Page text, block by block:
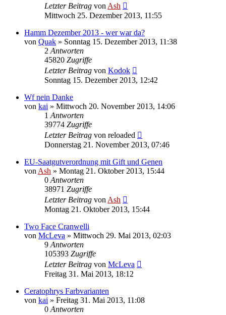
Letzter Beitrag von Ash
Mittwoch 25. Dezember 2013, 11:55
Hamm Dezember 2013 - wer war da?
von Quak » Sonntag 15. Dezember 2013, 11:38
2 Antworten
45820 Zugriffe
Letzter Beitrag von Kodok
Sonntag 15. Dezember 2013, 12:42
Wf nein Danke
von kai » Mittwoch 20. November 2013, 14:06
1 Antworten
39774 Zugriffe
Letzter Beitrag von reloaded
Donnerstag 21. November 2013, 07:46
EU-Saatgutverordnung mit Gift und Genen
von Ash » Montag 21. Oktober 2013, 15:44
0 Antworten
38971 Zugriffe
Letzter Beitrag von Ash
Montag 21. Oktober 2013, 15:44
Two Face Cranwelli
von McLeva » Mittwoch 29. Mai 2013, 02:03
9 Antworten
105393 Zugriffe
Letzter Beitrag von McLeva
Freitag 31. Mai 2013, 18:12
Ceratophrys Farbvarianten
von kai » Freitag 31. Mai 2013, 11:08
0 Antworten